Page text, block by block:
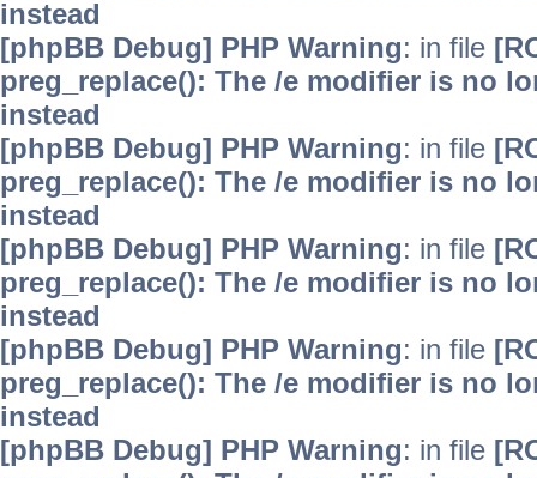
instead
[phpBB Debug] PHP Warning: in file
preg_replace(): The /e modifier is no
instead
[phpBB Debug] PHP Warning: in file
preg_replace(): The /e modifier is no
instead
[phpBB Debug] PHP Warning: in file
preg_replace(): The /e modifier is no
instead
[phpBB Debug] PHP Warning: in file
preg_replace(): The /e modifier is no
instead
[phpBB Debug] PHP Warning: in file